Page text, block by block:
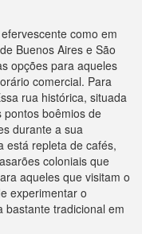
como em
Buenos Aires e São
opções para aqueles
comercial. Para
rua histórica, situada
pontos boêmios de
durante a sua
está repleta de cafés,
coloniais que
aqueles que visitam o
experimentar o
bastante tradicional em